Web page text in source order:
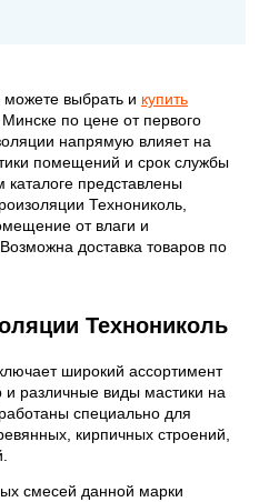
можете выбрать и купить
по цене от первого
напрямую влияет на
помещений и срок службы
представлены
Технониколь,
от влаги и
доставка товаров по
Технониколь
широкий ассортимент
и различные виды мастики на
специально для
кирпичных строений,
смесей данной марки